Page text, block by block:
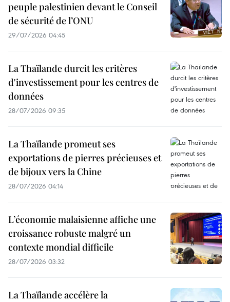
peuple palestinien devant le Conseil
de sécurité de l’ONU
29/07/2026 04:45
La Thaïlande durcit les critères
d'investissement pour les centres de
données
28/07/2026 09:35
La Thaïlande promeut ses
exportations de pierres précieuses et
de bijoux vers la Chine
28/07/2026 04:14
L’économie malaisienne affiche une
croissance robuste malgré un
contexte mondial difficile
28/07/2026 03:32
La Thaïlande accélère la